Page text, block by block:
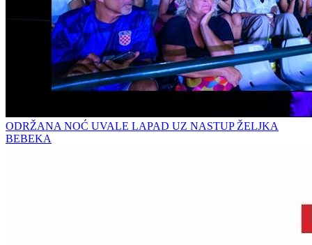
ODRŽANA NOĆ UVALE LAPAD UZ NASTUP ŽELJKA
BEBEKA